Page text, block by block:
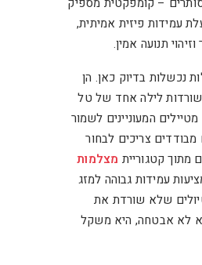
עמידות פיזית אמיתית,
תנועה אמין.
נכשלות בדיוק כאן. הן
לילה אחד של טל
המעוניינים לשמור
מבודדים צריכים לבחור
מתוך קטגוריית מצלמות
עמידות גבוהה למזג
שלא שורדת את
לא אבטחה, היא משקל